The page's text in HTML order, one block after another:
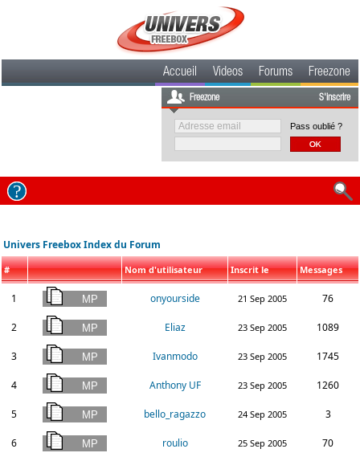
Accueil Videos Forums Freezone
Freezone S'inscrire
Pass oublié ?
Univers Freebox Index du Forum
# Nom d'utilisateur Inscrit le Messages
1 onyourside 21 Sep 2005 76
2 Eliaz 23 Sep 2005 1089
3 Ivanmodo 23 Sep 2005 1745
4 Anthony UF 23 Sep 2005 1260
5 bello_ragazzo 24 Sep 2005 3
6 roulio 25 Sep 2005 70